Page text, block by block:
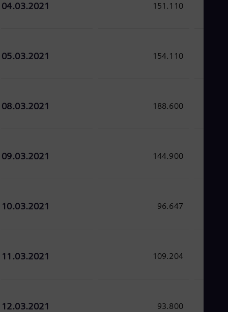
04.03.2021 151.110
05.03.2021 154.110
08.03.2021 188.600
09.03.2021 144.900
10.03.2021 96.647
11.03.2021 109.204
12.03.2021 93.800